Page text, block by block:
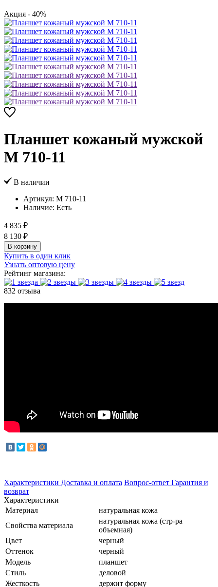
Акция - 40%
Планшет кожаный мужской
M 710-11
В наличии
Артикул: M 710-11
Наличие: Есть
4 835 ₽
8 130 ₽
В корзину
Купить в один клик
Узнать оптовую цену
Рейтинг магазина:
832 отзыва
Характеристики Доставка и оплата Вопрос-ответ Гарантия и
возврат
Характеристики
Материал
натуральная кожа
Свойства материала
натуральная кожа (стр-ра
объемная)
Цвет
черный
Оттенок
черный
Модель
планшет
Стиль
деловой
Жесткость
держит форму